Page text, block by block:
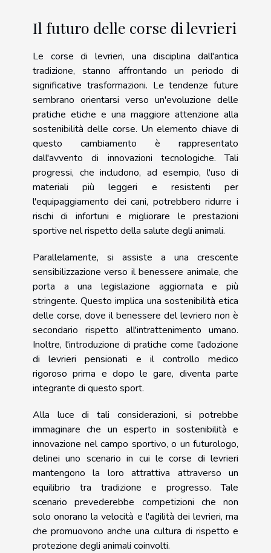
Il futuro delle corse di levrieri
Le corse di levrieri, una disciplina dall'antica
tradizione, stanno affrontando un periodo di
significative trasformazioni. Le tendenze future
sembrano orientarsi verso un'evoluzione delle
pratiche etiche e una maggiore attenzione alla
sostenibilità delle corse. Un elemento chiave di
questo cambiamento è rappresentato
dall'avvento di innovazioni tecnologiche. Tali
progressi, che includono, ad esempio, l'uso di
materiali più leggeri e resistenti per
l'equipaggiamento dei cani, potrebbero ridurre i
rischi di infortuni e migliorare le prestazioni
sportive nel rispetto della salute degli animali.
Parallelamente, si assiste a una crescente
sensibilizzazione verso il benessere animale, che
porta a una legislazione aggiornata e più
stringente. Questo implica una sostenibilità etica
delle corse, dove il benessere del levriero non è
secondario rispetto all'intrattenimento umano.
Inoltre, l'introduzione di pratiche come l'adozione
di levrieri pensionati e il controllo medico
rigoroso prima e dopo le gare, diventa parte
integrante di questo sport.
Alla luce di tali considerazioni, si potrebbe
immaginare che un esperto in sostenibilità e
innovazione nel campo sportivo, o un futurologo,
delinei uno scenario in cui le corse di levrieri
mantengono la loro attrattiva attraverso un
equilibrio tra tradizione e progresso. Tale
scenario prevederebbe competizioni che non
solo onorano la velocità e l'agilità dei levrieri, ma
che promuovono anche una cultura di rispetto e
protezione degli animali coinvolti.